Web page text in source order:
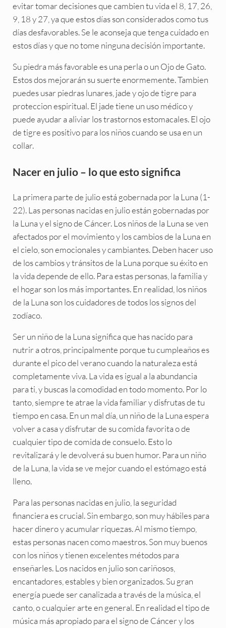
evitar tomar decisiones que cambien tu vida el 8, 17, 26,
9, 18 y 27, ya que estos días son considerados como tus
días desfavorables. Se le aconseja que tenga cuidado en
estos días y que no tome ninguna decisión importante.
Su piedra más favorable es una perla o un Ojo de Gato.
Estos dos mejorarán su suerte enormemente. Tambien
puedes usar piedras lunares, jade y ojo de tigre para
proteccion espiritual. El jade tiene un uso médico y
puede ayudar a aliviar los trastornos estomacales. El ojo
de tigre es positivo para los niños cuando se usa en un
collar.
Nacer en julio – lo que esto significa
La primera parte de julio está gobernada por la Luna (1-
22). Las personas nacidas en julio están gobernadas por
la Luna y el signo de Cáncer. Los niños de la Luna se ven
afectados por el movimiento y los cambios de la Luna en
el cielo, son emocionales y cambiantes. Deben hacer uso
de los cambios y tránsitos de la Luna porque su éxito en
la vida depende de ello. Para estas personas, la familia y
el hogar son los más importantes. En realidad, los niños
de la Luna son los cuidadores de todos los signos del
zodíaco.
Ser un niño de la Luna significa que has nacido para
nutrir a otros, principalmente porque tu cumpleaños es
durante el pico del verano cuando la naturaleza está
completamente viva. La vida es igual a la abundancia
para ti, y buscas la comodidad en todo momento. Por lo
tanto, siempre te atrae la vida familiar y disfrutas de tu
tiempo en casa. En un mal día, un niño de la Luna espera
volver a casa y disfrutar de su comida favorita o de
cualquier tipo de comida de consuelo. Esto lo
revitalizará y le devolverá su buen humor. Para un niño
de la Luna, la vida se ve mejor cuando el estómago está
lleno.
Para las personas nacidas en julio, la seguridad
financiera es crucial. Sin embargo, son muy hábiles para
hacer dinero y acumular riquezas. Al mismo tiempo,
estas personas nacen como maestros. Son muy buenos
con los niños y tienen excelentes métodos para
enseñarles. Los nacidos en julio son cariñosos,
encantadores, estables y bien organizados. Su gran
energía puede ser canalizada a través de la música, el
canto, o cualquier arte en general. En realidad el tipo de
música más apropiado para el signo de Cáncer y los